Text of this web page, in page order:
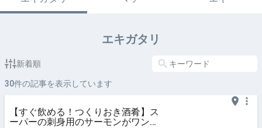
エキガタリ
新着順
30件の記事を表示しています
【すぐ飲める！つくりおき酒肴】ス
ーパーの刺身用のサーモンがワンラ